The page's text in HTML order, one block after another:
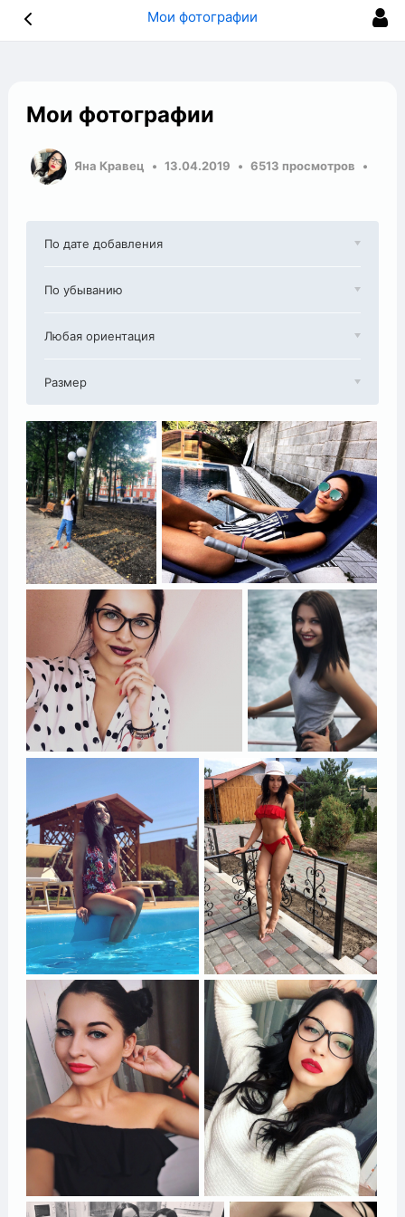
Мои фотографии
Мои фотографии
Яна Кравец 13.04.2019 6513 просмотров
По дате добавления
По убыванию
Любая ориентация
Размер